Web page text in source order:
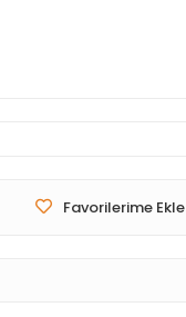
Favorilerime Ekle